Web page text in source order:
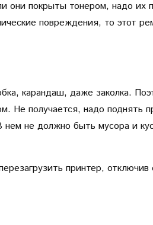
они покрыты тонером, надо их
повреждения, то этот
карандаш, даже заколка.
Не получается, надо поднять
не должно быть мусора и
принтер, отключив